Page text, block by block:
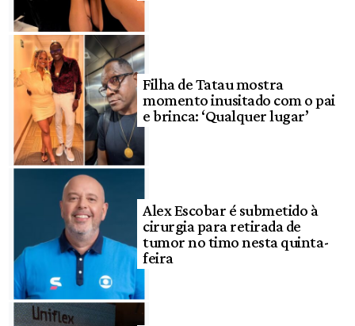
Filha de Tatau mostra
momento inusitado com o pai
e brinca: ‘Qualquer lugar’
Alex Escobar é submetido à
cirurgia para retirada de
tumor no timo nesta quinta-
feira